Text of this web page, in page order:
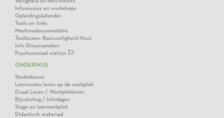
Infosessies en workshops
Opleidingskalender
Tools en links
Machinedocumentatie
Toolboxen: Basisveiligheid Hout
Info Diisocyanaten
Psychosociaal welzijn
ONDERWIJS
Studiekeuze
Leerroutes leren op de werkplek
Duaal Leren / Werkplekleren
Bijscholing / Infodagen
Stage en leerwerkplek
Didactisch materiaal